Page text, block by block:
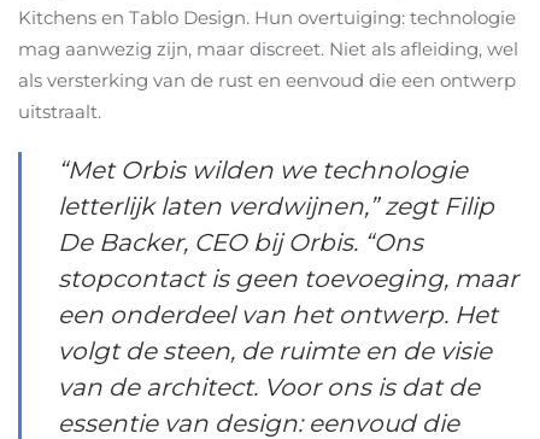
Kitchens en Tablo Design. Hun overtuiging: technologie
mag aanwezig zijn, maar discreet. Niet als afleiding, wel
als versterking van de rust en eenvoud die een ontwerp
uitstraalt.
“Met Orbis wilden we technologie
letterlijk laten verdwijnen,” zegt Filip
De Backer, CEO bij Orbis. “Ons
stopcontact is geen toevoeging, maar
een onderdeel van het ontwerp. Het
volgt de steen, de ruimte en de visie
van de architect. Voor ons is dat de
essentie van design: eenvoud die